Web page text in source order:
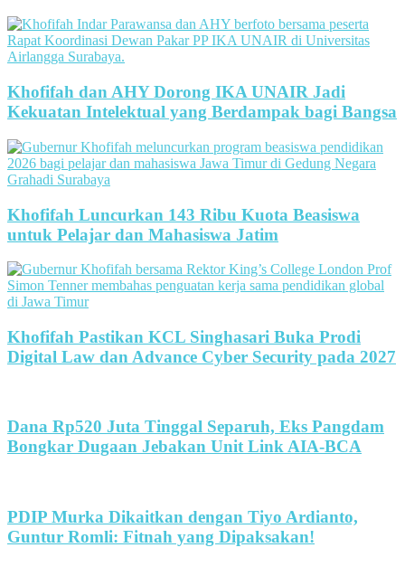
Khofifah dan AHY Dorong IKA UNAIR Jadi
Kekuatan Intelektual yang Berdampak bagi Bangsa
Khofifah Luncurkan 143 Ribu Kuota Beasiswa
untuk Pelajar dan Mahasiswa Jatim
Khofifah Pastikan KCL Singhasari Buka Prodi
Digital Law dan Advance Cyber Security pada 2027
Dana Rp520 Juta Tinggal Separuh, Eks Pangdam
Bongkar Dugaan Jebakan Unit Link AIA-BCA
PDIP Murka Dikaitkan dengan Tiyo Ardianto,
Guntur Romli: Fitnah yang Dipaksakan!